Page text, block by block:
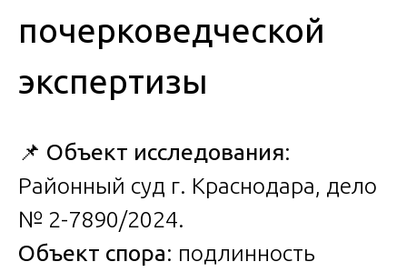
почерковедческой
экспертизы
📌 Объект исследования:
Районный суд г. Краснодара, дело
№ 2-7890/2024.
Объект спора: подлинность